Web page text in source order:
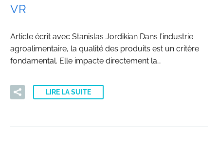
VR
Article écrit avec Stanislas Jordikian Dans l’industrie
agroalimentaire, la qualité des produits est un critère
fondamental. Elle impacte directement la…
LIRE LA SUITE